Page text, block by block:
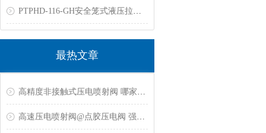
PTPHD-116-GH安全笼式液压拉马50T
最热文章
高精度非接触式压电喷射阀 哪家质量好
高速压电喷射阀@点胶压电阀 强力推荐